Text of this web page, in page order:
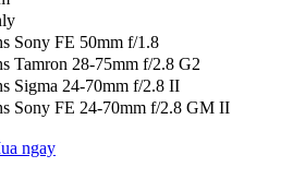
Sony FE 50mm f/1.8
Tamron 28-75mm f/2.8 G2
Sigma 24-70mm f/2.8 II
Sony FE 24-70mm f/2.8 GM II
ngay